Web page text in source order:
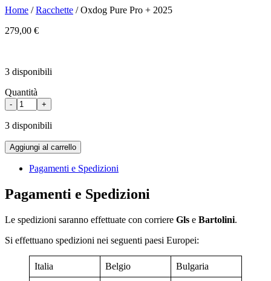
Home /Racchette /Oxdog Pure Pro + 2025
279,00 €
3 disponibili
Quantità
Oxdog
Pure
Pro
2025
quantità
- +
3 disponibili
Aggiungi al carrello
Pagamenti e Spedizioni
Pagamenti e Spedizioni
Le spedizioni saranno effettuate con corriere Gls e Bartolini.
Si effettuano spedizioni nei seguenti paesi Europei:
Italia Belgio Bulgaria